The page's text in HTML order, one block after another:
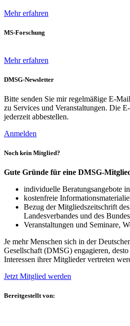
Mehr erfahren
MS-Forschung
Mehr erfahren
DMSG-Newsletter
Bitte senden Sie mir regelmäßige E-
zu Services und Veranstaltungen. Die
jederzeit abbestellen.
Anmelden
Noch kein Mitglied?
Gute Gründe für eine DMSG-
individuelle Beratungsangebote
kostenfreie
Bezug der Mitgliedszeitschrift
Landesverbandes und des
Veranstaltungen und Seminare,
Je mehr Menschen sich in der
Gesellschaft (DMSG) engagieren,
Interessen ihrer Mitglieder vertreten
Jetzt Mitglied werden
Bereitgestellt von: